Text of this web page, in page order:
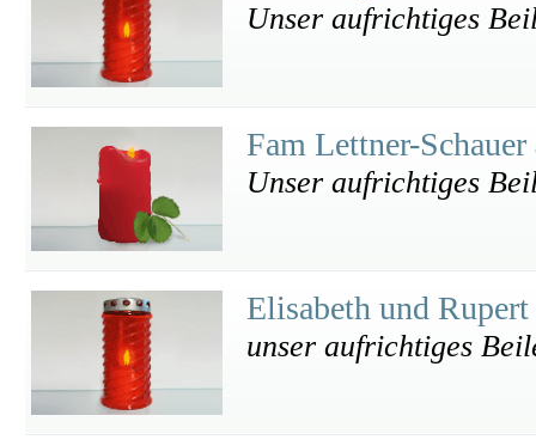
Unser aufrichtiges
Fam Lettner-Schauer
Unser aufrichtiges
Elisabeth und
unser aufrichtiges